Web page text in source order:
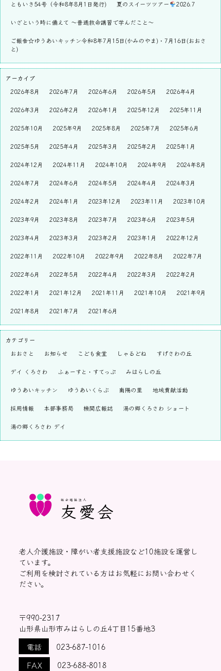
ともいき54号（令和8年8月1日発行) 夏のスイーツツアー 2026.7
いざという時に備えて ～普通救命講習で学んだこと～
ご報告☆ゆうあいキッチン令和8年7月15日(かみのやま)・7月16日(おおさ
と)
アーカイブ
2026年8月
2026年7月 2026年6月 2026年5月 2026年4月
2026年3月 2026年2月 2026年1月 2025年12月 2025年11月
2025年10月 2025年9月 2025年8月 2025年7月 2025年6月
2025年5月 2025年4月 2025年3月 2025年2月 2025年1月
2024年12月 2024年11月 2024年10月 2024年9月 2024年8月
2024年7月 2024年6月 2024年5月 2024年4月 2024年3月
2024年2月 2024年1月 2023年12月 2023年11月 2023年10月
2023年9月 2023年8月 2023年7月 2023年6月 2023年5月
2023年4月 2023年3月 2023年2月 2023年1月 2022年12月
2022年11月 2022年10月 2022年9月 2022年8月 2022年7月
2022年6月 2022年5月 2022年4月 2022年3月 2022年2月
2022年1月 2021年12月 2021年11月 2021年10月 2021年9月
2021年8月 2021年7月 2021年6月
カテゴリー
おおさと
お知らせ こども食堂 しゃるどね すげさわの丘
デイ くろさわ ふぁーすと・すてっぷ みはらしの丘
ゆうあいキッチン ゆうあいくらぶ 南陽の里 地域貢献活動
採用情報 本部事務局 機関広報誌 湯の郷くろさわ ショート
湯の郷くろさわ デイ
社会福祉法人
友愛会
老人介護施設・障がい者支援施設など10施設を運営し
ています。
ご利用を検討されている方はお気軽にお問い合わせく
ださい。
〒990-2317
山形県山形市みはらしの丘4丁目15番地3
電話
023-687-1016
FAX
023-688-8018